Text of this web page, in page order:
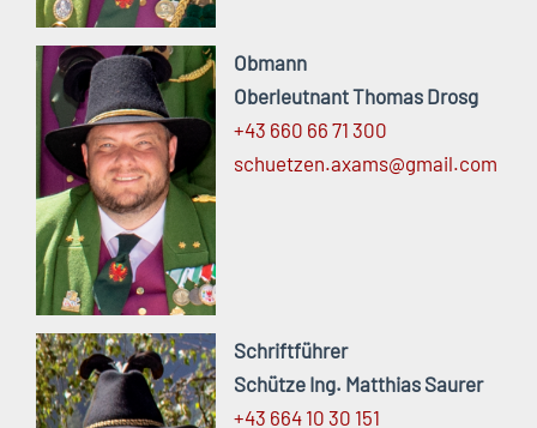
Obmann
Oberleutnant Thomas Drosg
+43 660 66 71 300
schuetzen.axams@gmail.com
Schriftführer
Schütze Ing. Matthias Saurer
+43 664 10 30 151